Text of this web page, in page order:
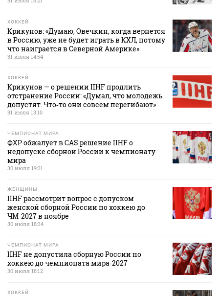
ХОККЕЙ
Крикунов: «Думаю, Овечкин, когда вернется
в Россию, уже не будет играть в КХЛ, потому
что наиграется в Северной Америке»
31 июля 14:54
ХОККЕЙ
Крикунов — о решении IIHF продлить
отстранение России: «Думал, что молодежь
допустят. Что‑то они совсем перегибают»
31 июля 13:10
ЧЕМПИОНАТ МИРА
ФХР обжалует в CAS решение IIHF о
недопуске сборной России к чемпионату
мира
30 июля 19:31
ЖЕНЩИНЫ
IIHF рассмотрит вопрос с допуском
женской сборной России по хоккею до
ЧМ‑2027 в ноябре
30 июля 18:34
ЧЕМПИОНАТ МИРА
IIHF не допустила сборную России по
хоккею до чемпионата мира‑2027
30 июля 18:12
ХОККЕЙ